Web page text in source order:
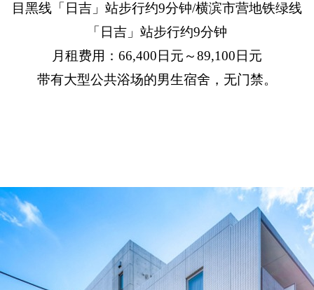
目黑线「日吉」站步行约9分钟/横滨市营地铁绿线
「日吉」站步行约9分钟
月租费用：66,400日元～89,100日元
带有大型公共浴场的男生宿舍，无门禁。